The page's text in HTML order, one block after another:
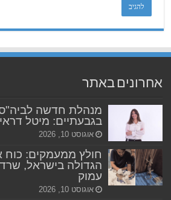
אחרונים באתר
מנהלת חדשה לביה"ס
בגבעתיים: מיטל
אוגוסט 10, 2026
חולץ ממעמקים: כוח
הגדולה בישראל,
עמוק
אוגוסט 10, 2026